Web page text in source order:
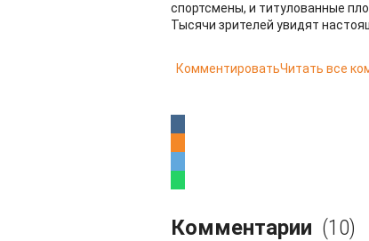
спортсмены, и титулованные
Тысячи зрителей увидят
КомментироватьЧитать все
Комментарии (10)